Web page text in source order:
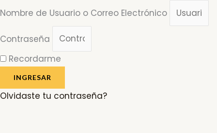
Nombre de Usuario o Correo Electrónico
Contraseña
Recordarme
INGRESAR
Olvidaste tu contraseña?